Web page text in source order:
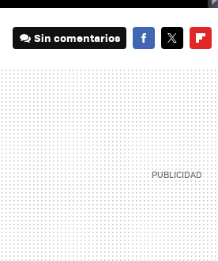
Sin comentarios